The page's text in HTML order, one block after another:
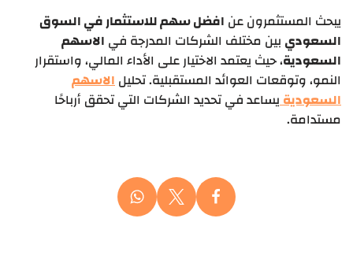
يبحث المستثمرون عن افضل سهم للاستثمار في السوق
السعودي بين مختلف الشركات المدرجة في الاسهم
السعودية، حيث يعتمد الاختيار على الأداء المالي، واستقرار
النمو، وتوقعات العوائد المستقبلية. تحليلالاسهم
السعوديةيساعد في تحديد الشركات التي تحقق أرباحًا
مستدامة.